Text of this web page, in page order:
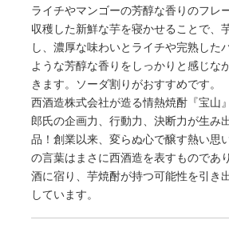
ライチやマンゴーの芳醇な香りのフレ
収穫した新鮮な芋を寝かせることで、
し、濃厚な味わいとライチや完熟した
ような芳醇な香りをしっかりと感じな
きます。ソーダ割りがおすすめです。
西酒造株式会社が造る情熱焼酎『宝
郎氏の企画力、行動力、決断力が生み
品！創業以来、変らぬ心で醸す熱い思
の言葉はまさに西酒造を表すものであ
酒に宿り、芋焼酎が持つ可能性を引き
しています。